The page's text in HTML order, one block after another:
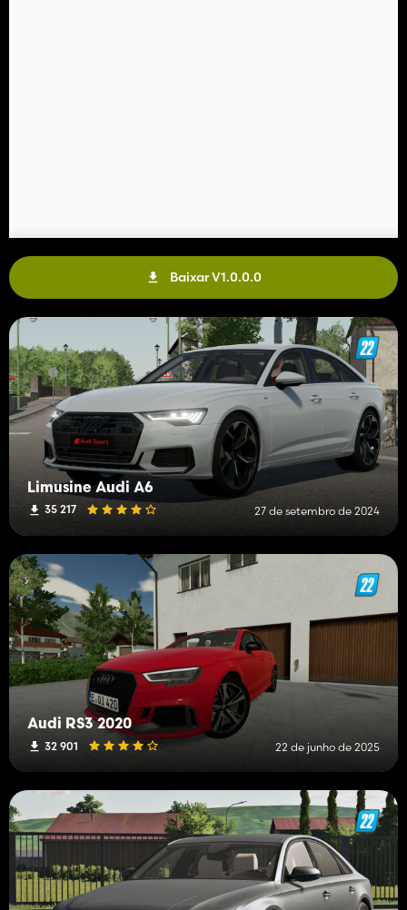
Baixar V1.0.0.0
Limusine Audi A6
35 217 27 de setembro de 2024
Audi RS3 2020
32 901 22 de junho de 2025